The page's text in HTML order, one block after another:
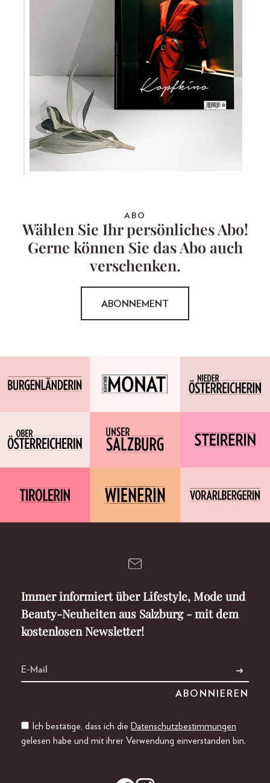
ABO
Wählen Sie Ihr persönliches Abo!
Gerne können Sie das Abo auch
verschenken.
ABONNEMENT
Immer informiert über Lifestyle, Mode und
Beauty-Neuheiten aus Salzburg - mit dem
kostenlosen Newsletter!
Ich bestätige, dass ich die Datenschutzbestimmungen
gelesen habe und mit ihrer Verwendung einverstanden bin.